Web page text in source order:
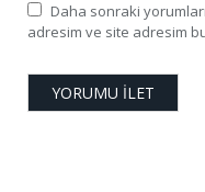
Daha sonraki
adresim ve site adresim